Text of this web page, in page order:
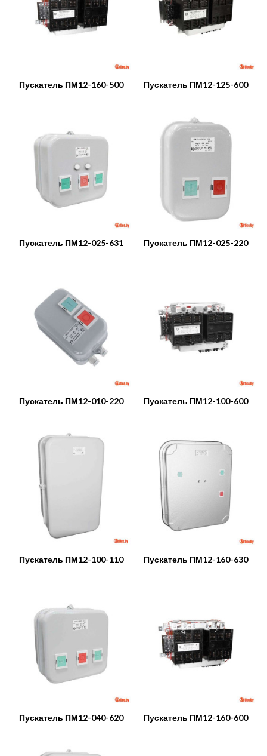
Пускатель ПМ12-160-500 Пускатель ПМ12-125-600
Пускатель ПМ12-025-631 Пускатель ПМ12-025-220
Пускатель ПМ12-010-220 Пускатель ПМ12-100-600
Пускатель ПМ12-100-110 Пускатель ПМ12-160-630
Пускатель ПМ12-040-620 Пускатель ПМ12-160-600